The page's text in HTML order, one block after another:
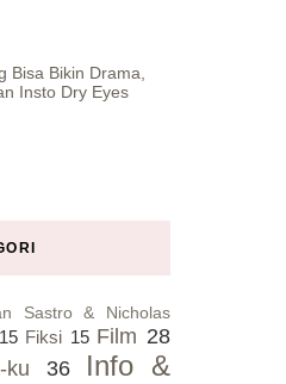
Bisa Bikin Drama,
Insto Dry Eyes
Sastro & Nicholas
15 Fiksi 15 Film 28
ku 36
Info &